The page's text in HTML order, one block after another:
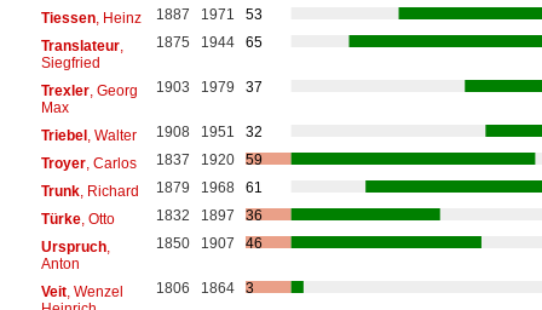
Tiessen, Heinz 1887 1971
53
Translateur,
Siegfried
1875 1944 65
Trexler, Georg
Max
1903 1979 37
Triebel, Walter 1908 1951
32
Troyer, Carlos 1837 1920
59
Trunk, Richard 1879 1968
61
Türke, Otto 1832 1897
36
Urspruch,
Anton
1850 1907 46
Veit, Wenzel
1806 1864 3